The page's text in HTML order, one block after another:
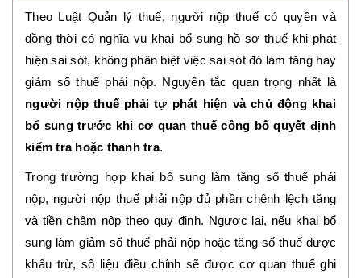
Theo Luật Quản lý thuế, người nộp thuế có quyền và
đồng thời có nghĩa vụ khai bổ sung hồ sơ thuế khi phát
hiện sai sót, không phân biệt việc sai sót đó làm tăng hay
giảm số thuế phải nộp. Nguyên tắc quan trọng nhất là
người nộp thuế phải tự phát hiện và chủ động khai
bổ sung trước khi cơ quan thuế công bố quyết định
kiểm tra hoặc thanh tra.
Trong trường hợp khai bổ sung làm tăng số thuế phải
nộp, người nộp thuế phải nộp đủ phần chênh lệch tăng
và tiền chậm nộp theo quy định. Ngược lại, nếu khai bổ
sung làm giảm số thuế phải nộp hoặc tăng số thuế được
khấu trừ, số liệu điều chỉnh sẽ được cơ quan thuế ghi